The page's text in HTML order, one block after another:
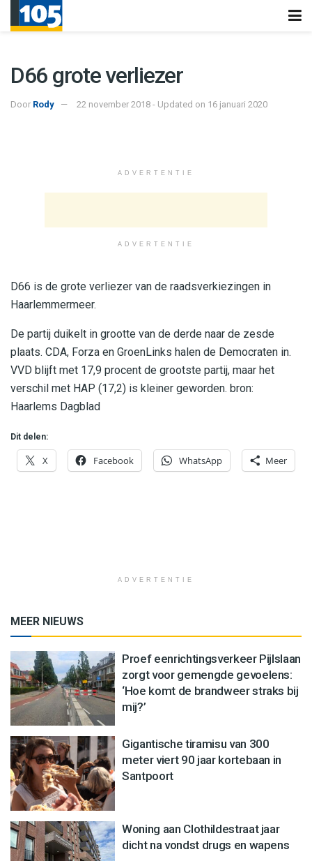
D66 grote verliezer
Door Rody 22 november 2018 - Updated on 16 januari 2020
ADVERTENTIE
ADVERTENTIE
D66 is de grote verliezer van de raadsverkiezingen in
Haarlemmermeer.
De partij duikelt in grootte van de derde naar de zesde
plaats. CDA, Forza en GroenLinks halen de Democraten in.
VVD blijft met 17,9 procent de grootste partij, maar het
verschil met HAP (17,2) is kleiner geworden. bron:
Haarlems Dagblad
Dit delen:
X Facebook WhatsApp Meer
ADVERTENTIE
MEER NIEUWS
Proef eenrichtingsverkeer Pijlslaan
zorgt voor gemengde gevoelens:
‘Hoe komt de brandweer straks bij
mij?’
Gigantische tiramisu van 300
meter viert 90 jaar kortebaan in
Santpoort
Woning aan Clothildestraat jaar
dicht na vondst drugs en wapens